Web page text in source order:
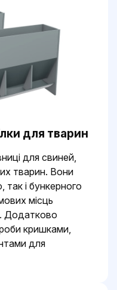
для тварин
для свиней,
тварин. Вони
і бункерного
місць
Додатково
кришками,
для